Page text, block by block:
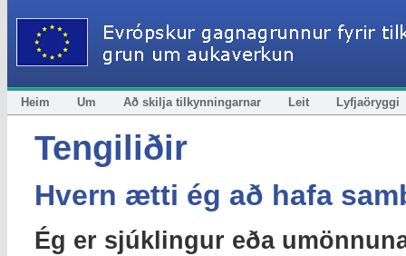
Heim Um Að skilja tilkynningarnar Leit Lyfjaöryggi
Tengiliðir
Hvern ætti ég að hafa
Ég er sjúklingur eða